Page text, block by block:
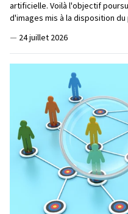
artificielle. Voilà l'objectif
d'images mis à la disposition
— 24 juillet 2026